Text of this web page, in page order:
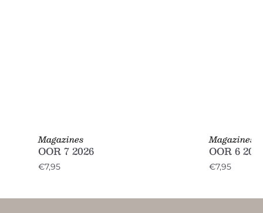
Magazines
OOR 7 2026
€7,95
Magazines
OOR 6
€7,95